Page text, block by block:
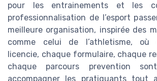
pour les entrainements et les
professionnalisation de l’esport
meilleure organisation, inspirée des
comme celui de l’athletisme, où
licencie, chaque formulaire, chaque
chaque parcours prevention
accompagner les pratiquants tout